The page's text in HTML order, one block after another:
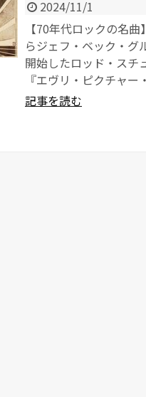
2024/11/1
【70年代ロックの名
らジェフ・ベック・グ
開始したロッド・スチ
『エヴリ・ピクチャ
記事を読む